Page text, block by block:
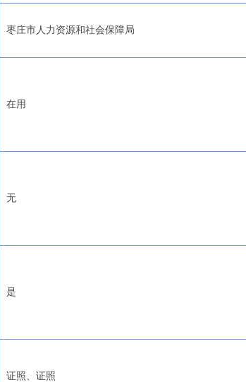
枣庄市人力资源和社会保障局
在用
无
是
证照、证照